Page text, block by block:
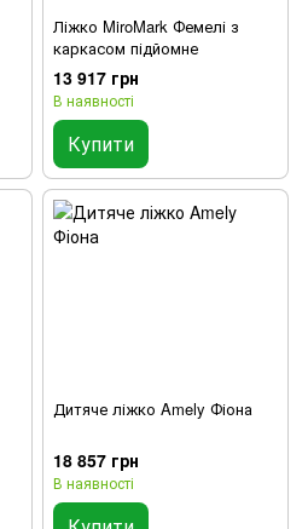
Ліжко MiroMark Фемелі з
каркасом підйомне
13 917 грн
В наявності
Купити
Дитяче ліжко Amely Фіона
18 857 грн
В наявності